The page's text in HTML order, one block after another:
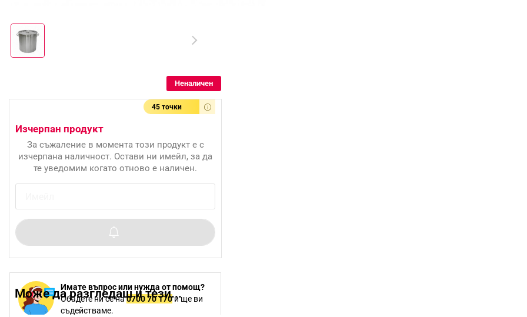
Неналичен
45 точки
Имате въпрос или нужда от помощ?
Обадете ни се на0700 70 170и ще ви
съдействаме.
Изчерпан продукт
За съжаление в момента този продукт е с
изчерпана наличност. Остави ни имейл, за да
те уведомим когато отново е наличен.
Може да разгледаш и тези...